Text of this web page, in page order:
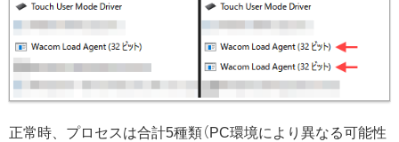
正常時、プロセスは合計5種類（PC環境により異なる可能性